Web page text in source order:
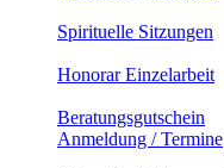
Spirituelle Sitzungen
Honorar Einzelarbeit
Beratungsgutschein
Anmeldung / Termine